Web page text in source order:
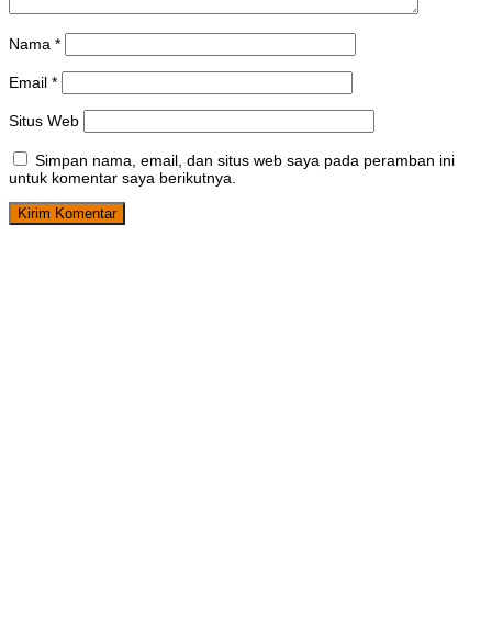
Nama *
Email *
Situs Web
Simpan nama, email, dan situs web saya pada peramban ini
untuk komentar saya berikutnya.